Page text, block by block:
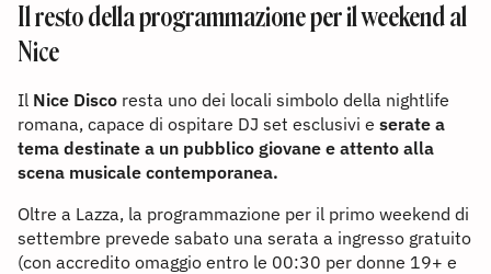
Il resto della programmazione per il weekend al
Nice
Il Nice Disco resta uno dei locali simbolo della nightlife
romana, capace di ospitare DJ set esclusivi e serate a
tema destinate a un pubblico giovane e attento alla
scena musicale contemporanea.
Oltre a Lazza, la programmazione per il primo weekend di
settembre prevede sabato una serata a ingresso gratuito
(con accredito omaggio entro le 00:30 per donne 19+ e